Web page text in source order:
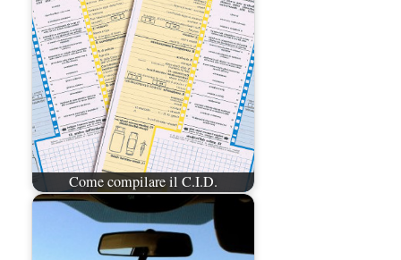
Come compilare il C.I.D.